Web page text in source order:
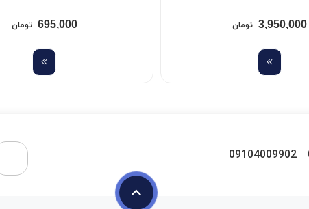
3,950,000 تومان 695,000 تومان
09104009902